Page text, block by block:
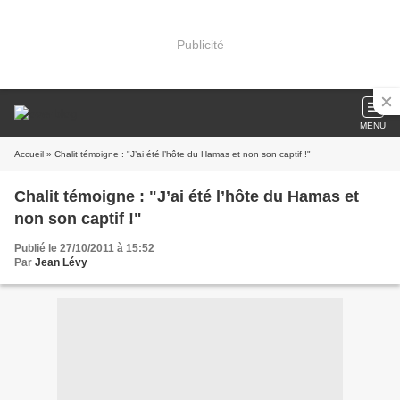
Publicité
MENU
Accueil » Chalit témoigne : "J’ai été l’hôte du Hamas et non son captif !"
Chalit témoigne : "J’ai été l’hôte du Hamas et
non son captif !"
Publié le 27/10/2011 à 15:52
Par Jean Lévy